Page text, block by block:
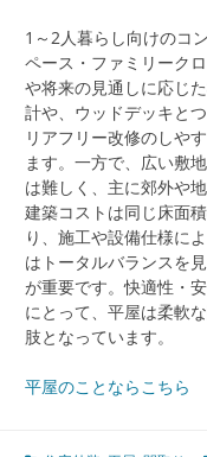
1～2人暮らし向けのコ
ペース・ファミリーク
や将来の見通しに応じ
計や、ウッドデッキと
リアフリー改修のしや
ます。一方で、広い敷
は難しく、主に郊外や
建築コストは同じ床面
り、施工や設備仕様に
はトータルバランスを
が重要です。快適性・
にとって、平屋は柔軟
肢となっています。
平屋のことならこちら